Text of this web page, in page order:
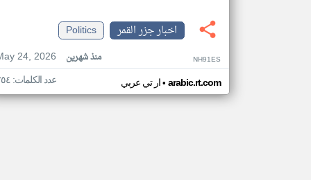
اخبار جزر القمر
Politics
24, 2026
منذ شهرين NH91ES
ار تي عربي• arabic.rt.com عدد الكلمات: ٢٥٤